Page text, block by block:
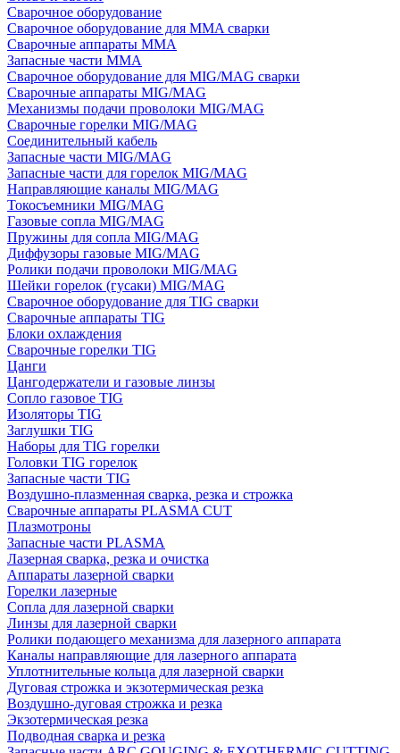
Сварочное оборудование
Сварочное оборудование для MMA сварки
Сварочные аппараты MMA
Запасные части MMA
Сварочное оборудование для MIG/MAG сварки
Сварочные аппараты MIG/MAG
Механизмы подачи проволоки MIG/MAG
Сварочные горелки MIG/MAG
Соединительный кабель
Запасные части MIG/MAG
Запасные части для горелок MIG/MAG
Направляющие каналы MIG/MAG
Токосъемники MIG/MAG
Газовые сопла MIG/MAG
Пружины для сопла MIG/MAG
Диффузоры газовые MIG/MAG
Ролики подачи проволоки MIG/MAG
Шейки горелок (гусаки) MIG/MAG
Сварочное оборудование для TIG сварки
Сварочные аппараты TIG
Блоки охлаждения
Сварочные горелки TIG
Цанги
Цангодержатели и газовые линзы
Сопло газовое TIG
Изоляторы TIG
Заглушки TIG
Наборы для TIG горелки
Головки TIG горелок
Запасные части TIG
Воздушно-плазменная сварка, резка и строжка
Сварочные аппараты PLASMA CUT
Плазмотроны
Запасные части PLASMA
Лазерная сварка, резка и очистка
Аппараты лазерной сварки
Горелки лазерные
Сопла для лазерной сварки
Линзы для лазерной сварки
Ролики подающего механизма для лазерного аппарата
Каналы направляющие для лазерного аппарата
Уплотнительные кольца для лазерной сварки
Дуговая строжка и экзотермическая резка
Воздушно-дуговая строжка и резка
Экзотермическая резка
Подводная сварка и резка